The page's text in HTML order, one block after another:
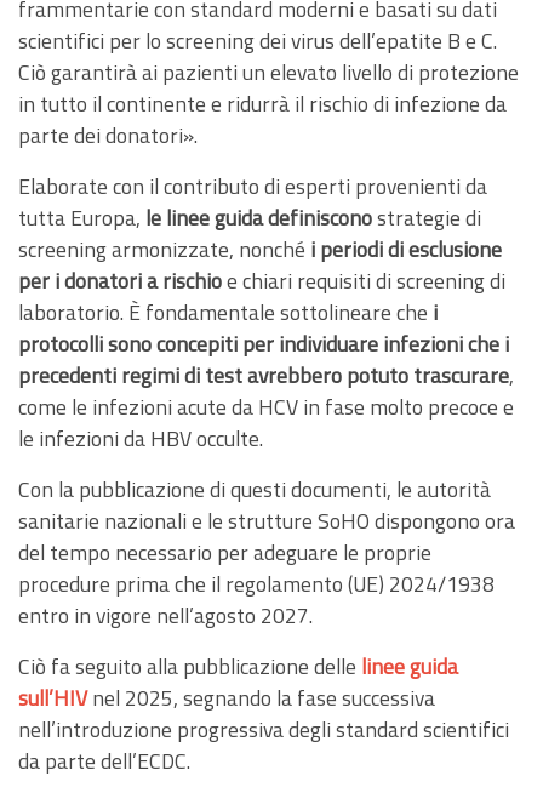
frammentarie con standard moderni e basati su dati
scientifici per lo screening dei virus dell’epatite B e C.
Ciò garantirà ai pazienti un elevato livello di protezione
in tutto il continente e ridurrà il rischio di infezione da
parte dei donatori».
Elaborate con il contributo di esperti provenienti da
tutta Europa, le linee guidadefinisconostrategie di
screening armonizzate, nonché i periodi di esclusione
per i donatori a rischioe chiari requisiti di screening di
laboratorio. È fondamentale sottolineare che i
protocolli sono concepiti per individuare infezioni che i
precedenti regimi di test avrebbero potuto trascurare,
come le infezioni acute da HCV in fase molto precoce e
le infezioni da HBV occulte.
Con la pubblicazione di questi documenti, le autorità
sanitarie nazionali e le strutture SoHO dispongono ora
del tempo necessario per adeguare le proprie
procedure prima che il regolamento (UE) 2024/1938
entro in vigore nell’agosto 2027.
Ciò fa seguito alla pubblicazione delle linee guida
sull’HIVnel 2025, segnando la fase successiva
nell’introduzione progressiva degli standard scientifici
da parte dell’ECDC.